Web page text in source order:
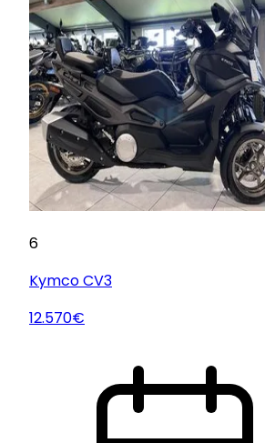
6
KymcoCV3
12.570€